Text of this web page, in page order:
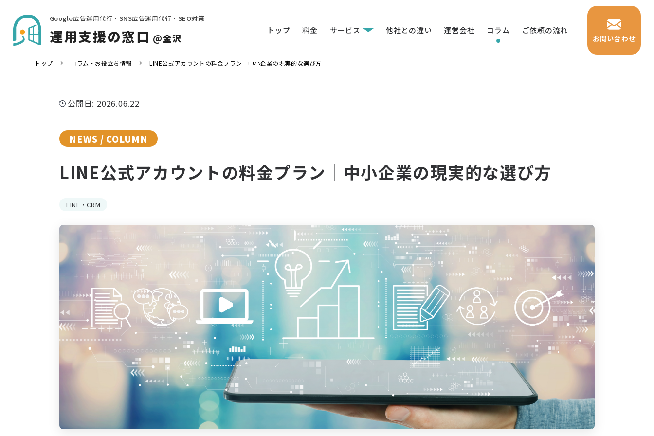
Google広告運用代行・SNS広告運用代行・SEO対策
運用支援の窓口 @金沢
トップ 料金 サービス 他社との違い 運営会社 コラム ご依頼の流れ
お問い合わせ
トップ コラム・お役立ち情報 LINE公式アカウントの料金プラン｜中小企業の現実的な選び方
公開日: 2026.06.22
NEWS / COLUMN
LINE公式アカウントの料金プラン｜中小企業の現実的な選び方
LINE・CRM